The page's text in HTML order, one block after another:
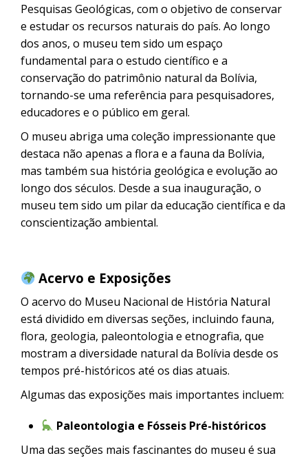
Pesquisas Geológicas, com o objetivo de conservar
e estudar os recursos naturais do país. Ao longo
dos anos, o museu tem sido um espaço
fundamental para o estudo científico e a
conservação do patrimônio natural da Bolívia,
tornando-se uma referência para pesquisadores,
educadores e o público em geral.
O museu abriga uma coleção impressionante que
destaca não apenas a flora e a fauna da Bolívia,
mas também sua história geológica e evolução ao
longo dos séculos. Desde a sua inauguração, o
museu tem sido um pilar da educação científica e da
conscientização ambiental.
Acervo e Exposições
O acervo do Museu Nacional de História Natural
está dividido em diversas seções, incluindo fauna,
flora, geologia, paleontologia e etnografia, que
mostram a diversidade natural da Bolívia desde os
tempos pré-históricos até os dias atuais.
Algumas das exposições mais importantes incluem:
Paleontologia e Fósseis Pré-históricos
Uma das seções mais fascinantes do museu é sua